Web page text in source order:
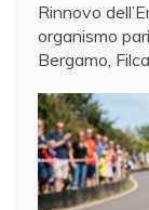
Rinnovo
organismo
Bergamo,